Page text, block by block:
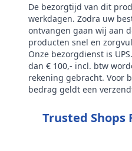
De bezorgtijd van dit
werkdagen. Zodra uw
ontvangen gaan wij aan
producten snel en
Onze bezorgdienst is
dan € 100,- incl. btw
rekening gebracht. Voor
bedrag geldt een
Trusted Shops